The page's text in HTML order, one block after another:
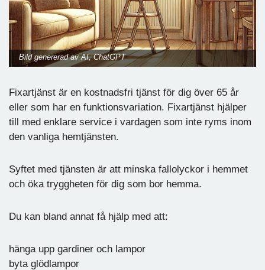
Bild genererad av AI, ChatGPT
Fixartjänst är en kostnadsfri tjänst för dig över 65 år
eller som har en funktionsvariation. Fixartjänst hjälper
till med enklare service i vardagen som inte ryms inom
den vanliga hemtjänsten.
Syftet med tjänsten är att minska fallolyckor i hemmet
och öka tryggheten för dig som bor hemma.
Du kan bland annat få hjälp med att:
hänga upp gardiner och lampor
byta glödlampor